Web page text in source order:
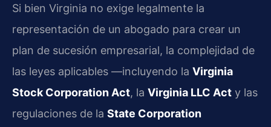
Si bien Virginia no exige legalmente la
representación de un abogado para crear un
plan de sucesión empresarial, la complejidad de
las leyes aplicables —incluyendo la Virginia
Stock Corporation Act, la Virginia LLC Act y las
regulaciones de la State Corporation